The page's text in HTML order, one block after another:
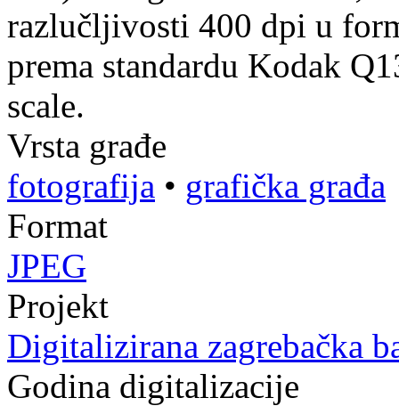
razlučljivosti 400 dpi u
prema standardu Kodak
scale.
Vrsta građe
fotografija • grafička građa
Format
JPEG
Projekt
Digitalizirana zagrebačka
Godina digitalizacije